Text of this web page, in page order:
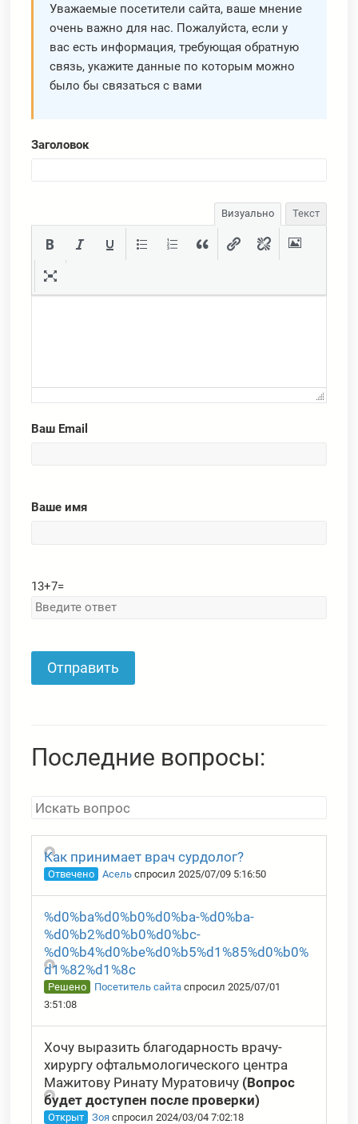
Уважаемые посетители сайта, ваше мнение
очень важно для нас. Пожалуйста, если у
вас есть информация, требующая обратную
связь, укажите данные по которым можно
было бы связаться с вами
Заголовок
Визуально Текст
Ваш Email
Ваше имя
13+7=
Последние вопросы:
Как принимает врач сурдолог?
Отвечено Асель спросил 2025/07/09 5:16:50
%d0%ba%d0%b0%d0%ba-%d0%ba-
%d0%b2%d0%b0%d0%bc-
%d0%b4%d0%be%d0%b5%d1%85%d0%b0%
d1%82%d1%8c
Решено Посетитель сайта спросил 2025/07/01
3:51:08
Хочу выразить благодарность врачу-
хирургу офтальмологического центра
Мажитову Ринату Муратовичу (Вопрос
будет доступен после проверки)
Открыт Зоя спросил 2024/03/04 7:02:18